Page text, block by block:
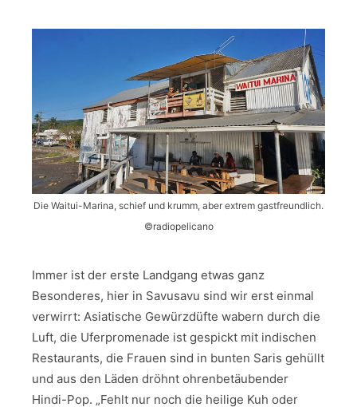
Die Waitui-Marina, schief und krumm, aber extrem gastfreundlich.
©radiopelicano
Immer ist der erste Landgang etwas ganz
Besonderes, hier in Savusavu sind wir erst einmal
verwirrt: Asiatische Gewürzdüfte wabern durch die
Luft, die Uferpromenade ist gespickt mit indischen
Restaurants, die Frauen sind in bunten Saris gehüllt
und aus den Läden dröhnt ohrenbetäubender
Hindi-Pop. „Fehlt nur noch die heilige Kuh oder